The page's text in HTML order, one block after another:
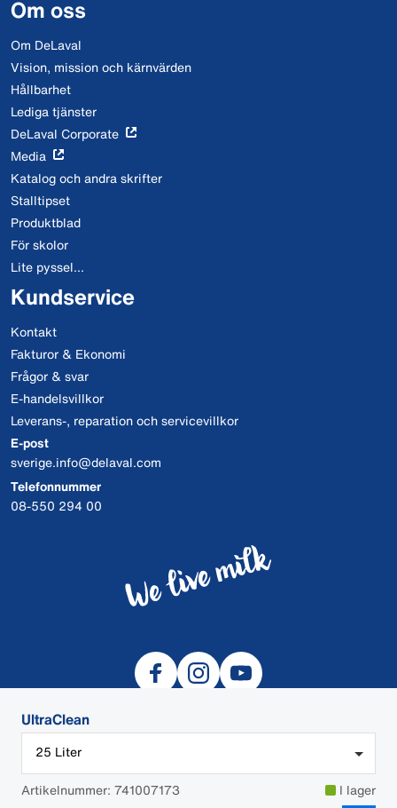
UltraClean
25 Liter
Artikelnummer: 741007173 I lager
Om oss
Om DeLaval
Vision, mission och kärnvärden
Hållbarhet
Lediga tjänster
DeLaval Corporate
Media
Katalog och andra skrifter
Stalltipset
Produktblad
För skolor
Lite pyssel...
Kundservice
Kontakt
Fakturor & Ekonomi
Frågor & svar
E-handelsvillkor
Leverans-, reparation och servicevillkor
E-post
sverige.info@delaval.com
Telefonnummer
08-550 294 00
© 2026 DeLaval
Cookies